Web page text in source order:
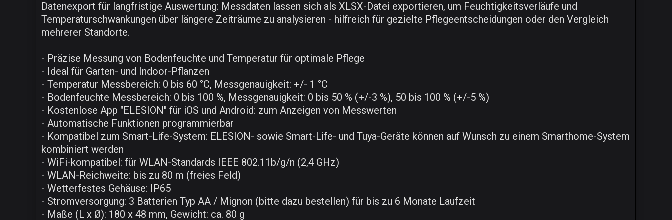
Datenexport für langfristige Auswertung: Messdaten lassen sich als XLSX-Datei exportieren, um Feuchtigkeitsverläufe und
Temperaturschwankungen über längere Zeiträume zu analysieren - hilfreich für gezielte Pflegeentscheidungen oder den Vergleich
mehrerer Standorte.
- Präzise Messung von Bodenfeuchte und Temperatur für optimale Pflege
- Ideal für Garten- und Indoor-Pflanzen
- Temperatur Messbereich: 0 bis 60 °C, Messgenauigkeit: +/- 1 °C
- Bodenfeuchte Messbereich: 0 bis 100 %, Messgenauigkeit: 0 bis 50 % (+/-3 %), 50 bis 100 % (+/-5 %)
- Kostenlose App "ELESION" für iOS und Android: zum Anzeigen von Messwerten
- Automatische Funktionen programmierbar
- Kompatibel zum Smart-Life-System: ELESION- sowie Smart-Life- und Tuya-Geräte können auf Wunsch zu einem Smarthome-System
kombiniert werden
- WiFi-kompatibel: für WLAN-Standards IEEE 802.11b/g/n (2,4 GHz)
- WLAN-Reichweite: bis zu 80 m (freies Feld)
- Wetterfestes Gehäuse: IP65
- Stromversorgung: 3 Batterien Typ AA / Mignon (bitte dazu bestellen) für bis zu 6 Monate Laufzeit
- Maße (L x Ø): 180 x 48 mm, Gewicht: ca. 80 g